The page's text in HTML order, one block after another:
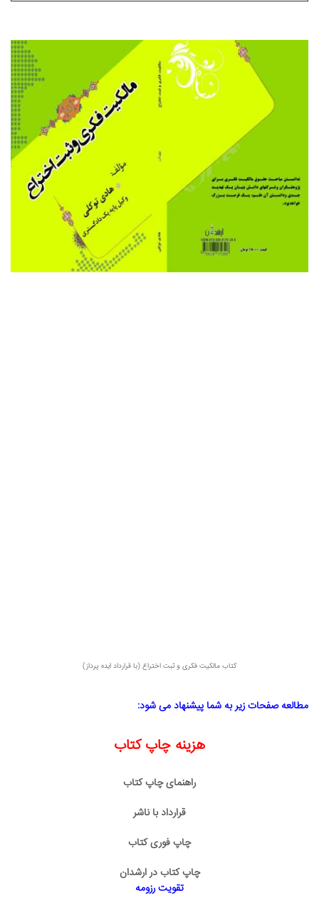
کتاب مالکیت فکری و ثبت اختراع (با قرارداد ایده پرداز)
مطالعه صفحات زیر به شما پیشنهاد می شود:
هزینه چاپ کتاب
راهنمای چاپ کتاب
قرارداد با ناشر
چاپ فوری کتاب
چاپ کتاب در ارشدان
تقویت رزومه